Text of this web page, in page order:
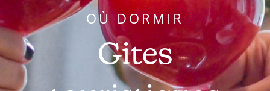
OÙ DORMIR
Gites